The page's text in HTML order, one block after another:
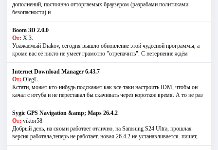
дополнений, постоянно отторгаемых браузером (разрабами политиками
безопасности) и
Boom 3D 2.0.0
От: Х.З.
Уважаемый Diakov, сегодня вышло обновление этой чудесной программы, а
кроме вас её никто не умеет грамотно "отрепачить". С нетерпение ждём
Internet Download Manager 6.43.7
От: OlegL
Кстати, может кто-нибудь подскажет как все-таки настроить IDM, чтобы он
качал с ютуба и не переставал бы скачивать через короткое время. А то не раз
Sygic GPS Navigation &amp; Maps 26.4.2
От: viktor58
Добрый день, на сяоми работает отлично, на Samsung S24 Ultra, прошлая
версия работала,теперь не работает, новая 26.4.2 не устанавливается. пишет,